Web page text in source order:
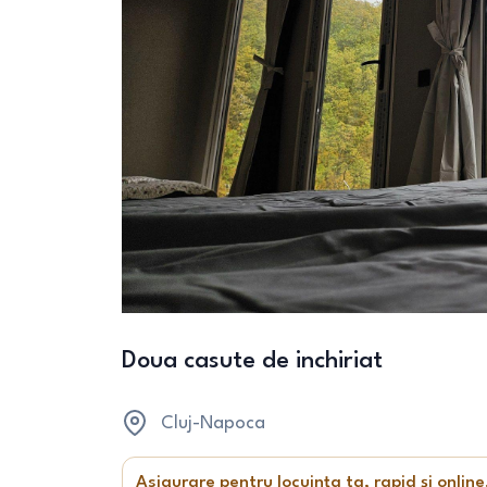
Doua casute de inchiriat
Cluj-Napoca
Asigurare pentru locuința ta, rapid și